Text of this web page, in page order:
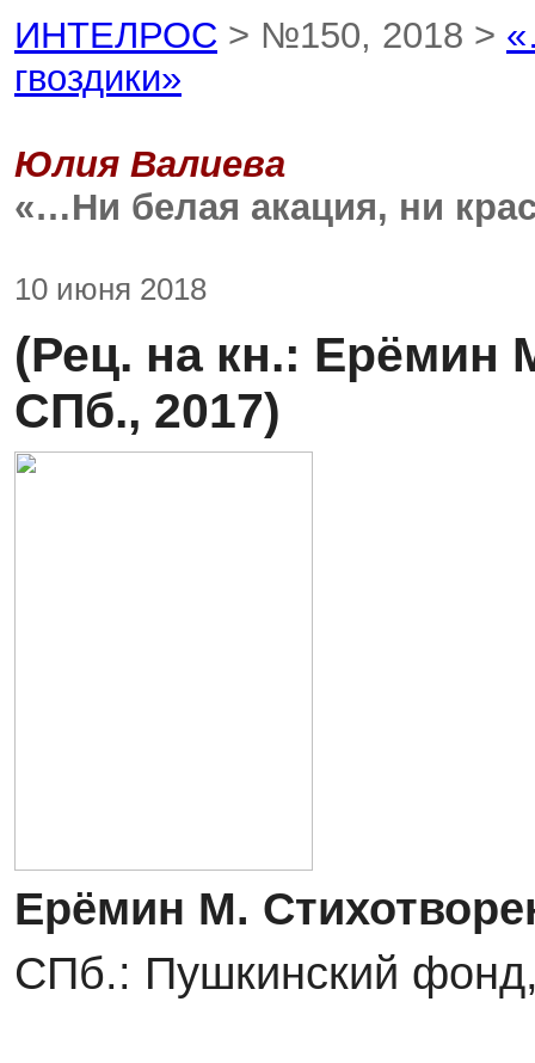
ИНТЕЛРОС > №150, 2018 >
гвоздики»
Юлия Валиева
«…Ни белая акация, ни
10 июня 2018
(Рец. на кн.: Ерёмин
СПб., 2017)
Ерёмин М.
СПб.: Пушкинский